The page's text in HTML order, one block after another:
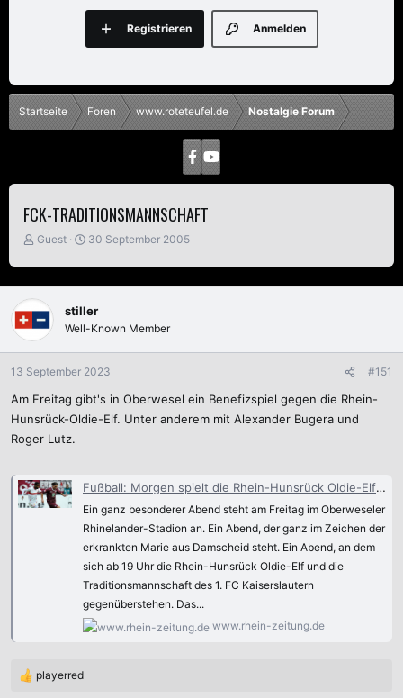
Anmelden
Registrieren
Startseite Foren www.roteteufel.de Nostalgie Forum
FCK-TRADITIONSMANNSCHAFT
E
s
t
e
l
e
r
Guest
E
s
t
l
t
a
30 September 2005
stiller
Well-Known Member
13 September 2023 #151
Am Freitag gibt's in Oberwesel ein Benefizspiel gegen die Rhein-
Hunsrück-Oldie-Elf. Unter anderem mit Alexander Bugera und
Roger Lutz.
Fußball: Morgen spielt die Rhein-Hunsrück Oldie-Elf um 19 Uhr in Oberwesel gegen die Traditionself des 1. FC Kaiserslautern: Benefizspiel mit FCK-Oldies: Ein ganz besonderer Abend für erkrankte Marie aus Damscheid - Bezirksliga Mitte - Rhein-Zeitung
Ein ganz besonderer Abend steht am Freitag im Oberweseler
Rhinelander-Stadion an. Ein Abend, der ganz im Zeichen der
erkrankten Marie aus Damscheid steht. Ein Abend, an dem
sich ab 19 Uhr die Rhein-Hunsrück Oldie-Elf und die
Traditionsmannschaft des 1. FC Kaiserslautern
gegenüberstehen. Das...
www.rhein-zeitung.de
R
playerred